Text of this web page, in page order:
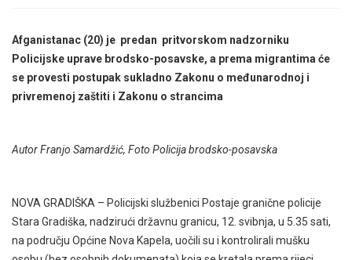
Afganistanac (20) je predan pritvorskom nadzorniku
Policijske uprave brodsko-posavske, a prema migrantima će
se provesti postupak sukladno Zakonu o međunarodnoj i
privremenoj zaštiti i Zakonu o strancima
Autor Franjo Samardžić, Foto Policija brodsko-posavska
NOVA GRADIŠKA – Policijski službenici Postaje granične policije
Stara Gradiška, nadzirući državnu granicu, 12. svibnja, u 5.35 sati,
na području Općine Nova Kapela, uočili su i kontrolirali mušku